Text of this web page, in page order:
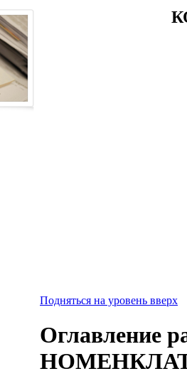
Подняться на уровень вверх
Оглавление